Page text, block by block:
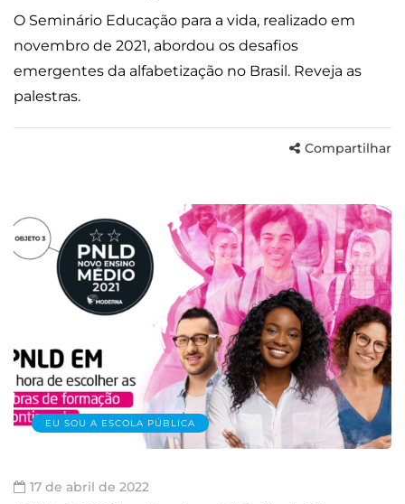
O Seminário Educação para a vida, realizado em
novembro de 2021, abordou os desafios
emergentes da alfabetização no Brasil. Reveja as
palestras.
Compartilhar
EU SOU A ESCOLA PÚBLICA
17 de abril de 2022